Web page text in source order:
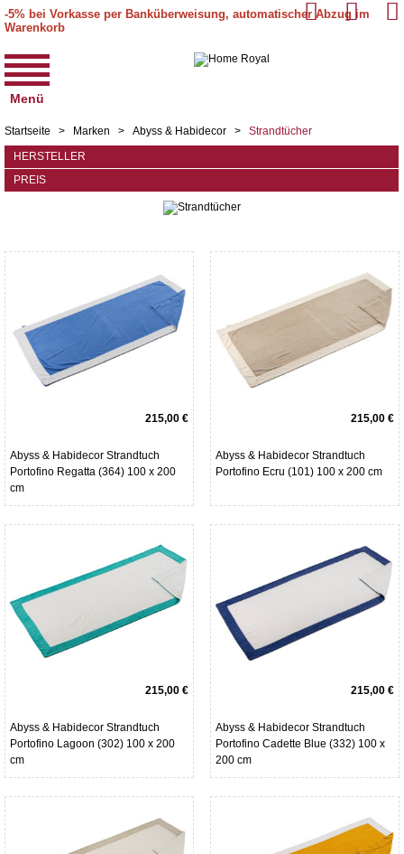
-5% bei Vorkasse per Banküberweisung, automatischer Abzug im
Warenkorb
Menü
Startseite > Marken > Abyss & Habidecor >
Strandtücher
HERSTELLER
PREIS
215,00 €
Abyss & Habidecor Strandtuch
Portofino Regatta (364) 100 x 200
cm
215,00 €
Abyss & Habidecor Strandtuch
Portofino Ecru (101) 100 x 200 cm
215,00 €
Abyss & Habidecor Strandtuch
Portofino Lagoon (302) 100 x 200
cm
215,00 €
Abyss & Habidecor Strandtuch
Portofino Cadette Blue (332) 100 x
200 cm